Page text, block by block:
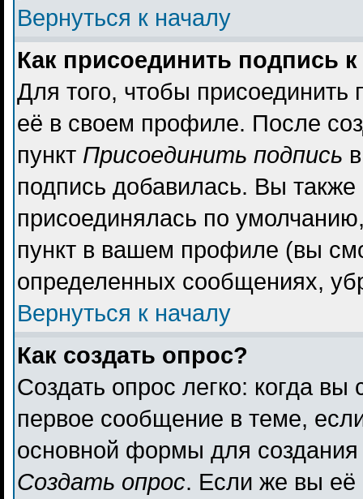
Вернуться к началу
Как присоединить подпись
Для того, чтобы
её в своем профиле. После
пункт Присоединить подпись
подпись добавилась. Вы
присоединялась по
пункт в вашем профиле (вы
определенных сообщениях,
Вернуться к началу
Как создать опрос?
Создать опрос легко: когда вы
первое сообщение в теме,
основной формы для
Создать опрос. Если же вы её